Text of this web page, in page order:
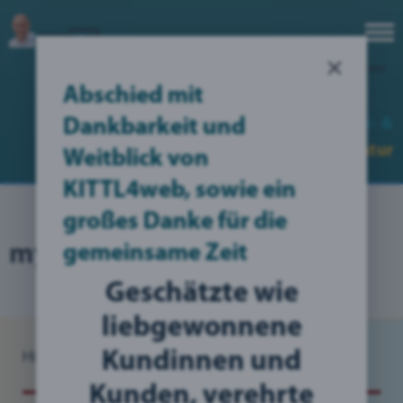
Erstelle deinen Account
no translation found for err_nofullview (1)
Web-, Werbe-,
Kommunikations
Agentur
myBlog: Grafikdesign
Blog / myDiBlog Grafikdesign
Abschied mit
Dankbarkeit und
Weitblick von
KITTL4web, sowie ein
großes Danke für die
gemeinsame Zeit
Geschätzte wie
liebgewonnene
Kundinnen und
Kunden, verehrte
×